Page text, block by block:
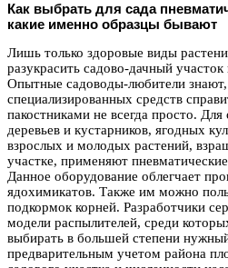
Как выбрать для сада
какие именно образцы бывают
Лишь только здоровые виды
разукрасить садово-дачный
Опытные садоводы-любители
специализированных средств
пакостниками не всегда просто.
деревьев и кустарников, ягодных
взрослых и молодых растений,
участке, применяют
Данное оборудование облегчает
ядохимикатов. Также им можно
подкормок корней. Разработчики
модели распылителей, среди
выбирать в большей степени
предварительным учетом района